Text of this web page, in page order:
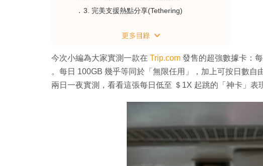
3. 完美支援熱點分享(Tethering)
【按此進入trip.com購買】
獨家小貼士：
番外篇：手機唔支援 eSIM 都有辦法？
今次小編為大家實測一款在 Trip.com 發售的超強數據卡：
。每日 100GB 幾乎等同於「無限任用」，加上可按日數
兩日一夜實測，看看這張每日低至 ＄1X 起跳的「神卡」表